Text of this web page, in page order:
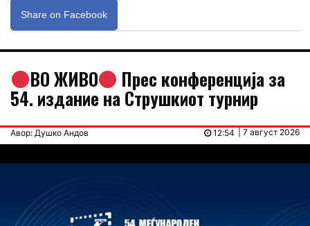
Share on Facebook
ВО ЖИВО Прес конференција за
54. издание на Струшкиот турнир
Авор: Душко Андов | 7 август 2026
12:54